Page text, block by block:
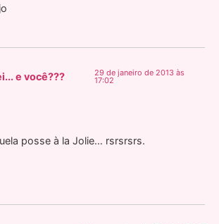
e você???
29 de janeiro de 2013 às
17:02
posse à la Jolie… rsrsrsrs.